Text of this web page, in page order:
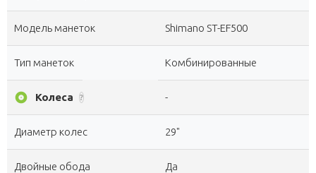
Модель манеток Shimano ST-EF500
Тип манеток Комбинированные
album Колеса ? -
Диаметр колес 29"
Двойные обода Да